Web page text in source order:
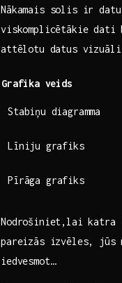
Nākamais solis ir
viskomplicētākie
attēlotu​ datus
Grafika ⁣veids
Stabiņu⁤ diagramma
Līniju ⁤grafiks
Pīrāga grafiks
Nodrošiniet,lai katra
pareizās​ izvēles,
iedvesmot…